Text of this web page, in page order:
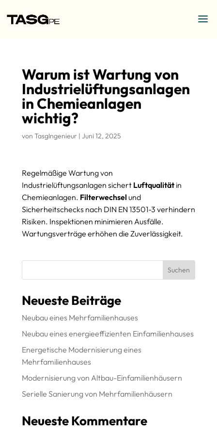
Warum ist Wartung von
Industrielüftungsanlagen
in Chemieanlagen
wichtig?
von TasgIngenieur | Juni 12, 2025
Regelmäßige Wartung von
Industrielüftungsanlagen sichert Luftqualitätin
Chemieanlagen. Filterwechsel und
Sicherheitschecks nach DIN EN 13501-3 verhindern
Risiken. Inspektionen minimieren Ausfälle.
Wartungsverträge erhöhen die Zuverlässigkeit.
Suchen
Neueste Beiträge
Neubau eines Mehrfamilienhauses
Neubau eines energieeffizienten Einfamilienhauses
Energetische Modernisierung eines
Mehrfamilienhauses
Modernisierung von Altbau-Einfamilienhäusern
Serielle Sanierung von Mehrfamilienhäusern
Neueste Kommentare